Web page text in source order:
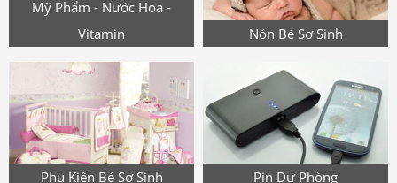
Mỹ Phẩm - Nước Hoa -
Vitamin
Nón Bé Sơ Sinh
Phụ Kiện Bé Sơ Sinh Pin Dự Phòng